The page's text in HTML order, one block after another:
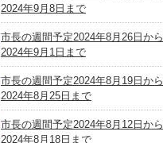
2024年9月8日まで
市長の週間予定2024年8月26日から
2024年9月1日まで
市長の週間予定2024年8月19日から
2024年8月25日まで
市長の週間予定2024年8月12日から
2024年8月18日まで